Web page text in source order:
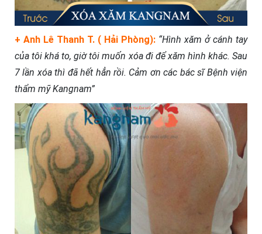
+ Anh Lê Thanh T. ( Hải Phòng): “Hình xăm ở cánh tay
của tôi khá to, giờ tôi muốn xóa đi để xăm hình khác. Sau
7 lần xóa thì đã hết hẳn rồi. Cảm ơn các bác sĩ Bệnh viện
thẩm mỹ Kangnam”